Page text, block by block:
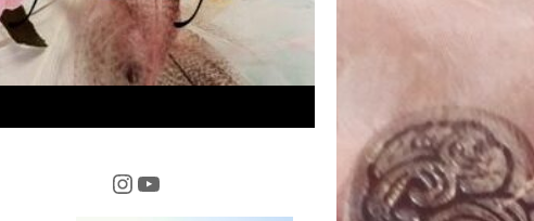
Instagram YouTube